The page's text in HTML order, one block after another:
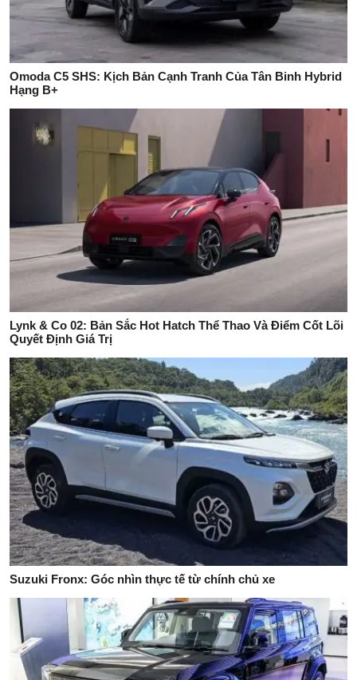
Omoda C5 SHS: Kịch Bản Cạnh Tranh Của Tân Binh Hybrid
Hạng B+
Lynk & Co 02: Bản Sắc Hot Hatch Thể Thao Và Điểm Cốt Lõi
Quyết Định Giá Trị
Suzuki Fronx: Góc nhìn thực tế từ chính chủ xe